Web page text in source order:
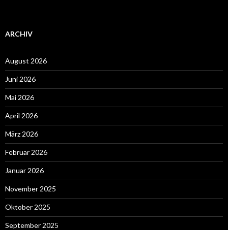
ARCHIV
August 2026
Juni 2026
Mai 2026
April 2026
März 2026
Februar 2026
Januar 2026
November 2025
Oktober 2025
September 2025